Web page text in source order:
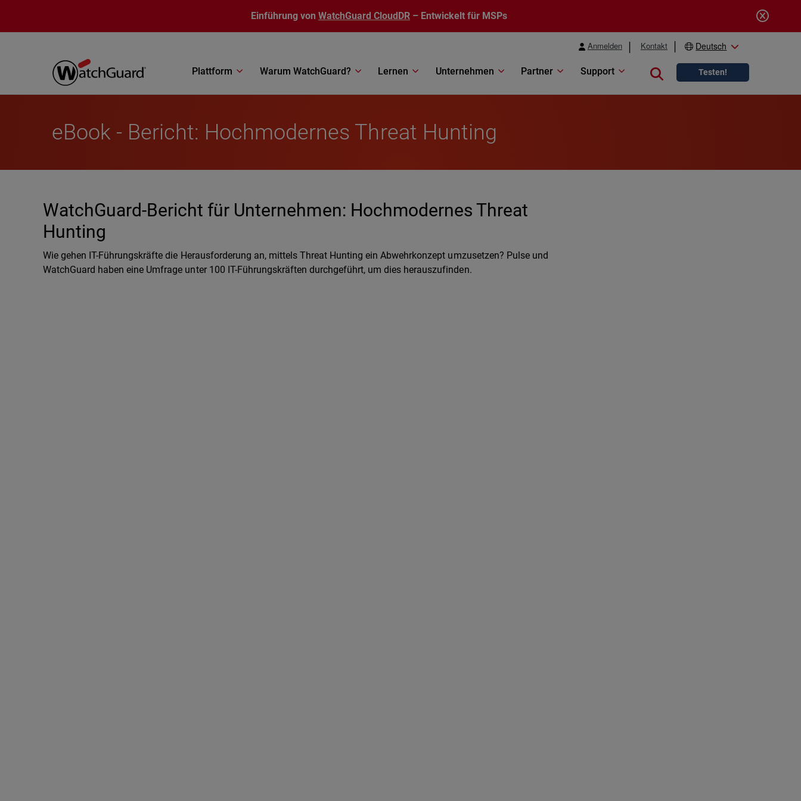
Einführung von WatchGuard CloudDR – Entwickelt für MSPs
Anmelden Kontakt Deutsch
Plattform Warum WatchGuard? Lernen Unternehmen Partner Support Close search
Testen!
eBook - Bericht: Hochmodernes Threat Hunting
WatchGuard-Bericht für Unternehmen: Hochmodernes Threat
Hunting
Wie gehen IT-Führungskräfte die Herausforderung an, mittels Threat Hunting ein Abwehrkonzept umzusetzen? Pulse und
WatchGuard haben eine Umfrage unter 100 IT-Führungskräften durchgeführt, um dies herauszufinden.